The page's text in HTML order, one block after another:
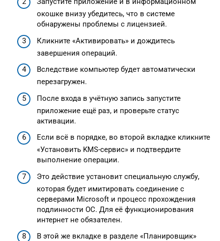
окошке внизу убедитесь, что в системе
обнаружены проблемы с лицензией.
Кликните «Активировать» и дождитесь
завершения операций.
Вследствие компьютер будет автоматически
перезагружен.
После входа в учётную запись запустите
приложение ещё раз, и проверьте статус
активации.
Если всё в порядке, во второй вкладке кликните
«Установить KMS-сервис» и подтвердите
выполнение операции.
Это действие установит специальную службу,
которая будет имитировать соединение с
серверами Microsoft и процесс прохождения
подлинности ОС. Для её функционирования
интернет не обязателен.
В этой же вкладке в разделе «Планировщик»